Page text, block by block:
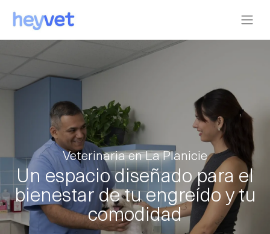
Veterinaria en La Planicie
Un espacio diseñado para el
bienestar de tu engreído y tu
comodidad